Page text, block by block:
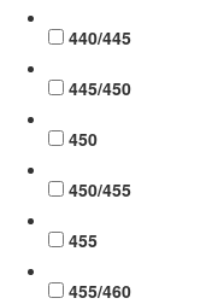
440/445
445/450
450
450/455
455
455/460